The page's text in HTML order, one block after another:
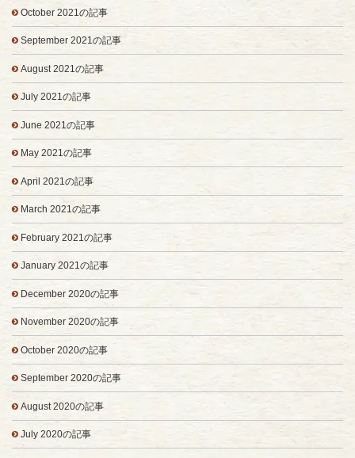
October 2021の記事
September 2021の記事
August 2021の記事
July 2021の記事
June 2021の記事
May 2021の記事
April 2021の記事
March 2021の記事
February 2021の記事
January 2021の記事
December 2020の記事
November 2020の記事
October 2020の記事
September 2020の記事
August 2020の記事
July 2020の記事